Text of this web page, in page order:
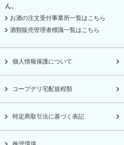
ん。
お酒の注文受付事業所一覧はこちら
酒類販売管理者標識一覧はこちら
個人情報保護について
コープデリ宅配規程類
特定商取引法に基づく表記